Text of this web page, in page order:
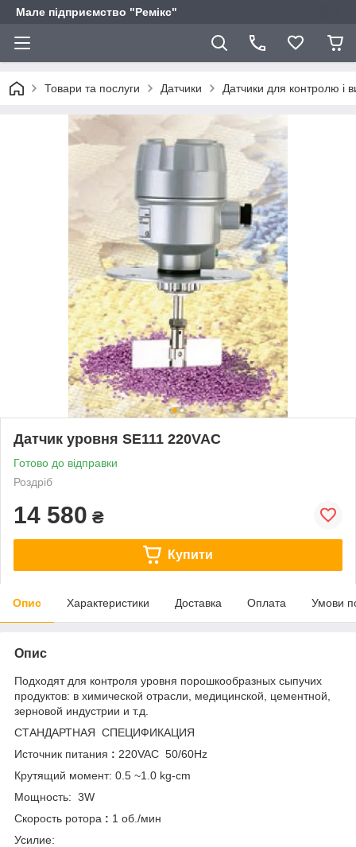
Мале підприємство "Ремікс"
Товари та послуги Датчики Датчики для контролю і
Датчик уровня SE111 220VAC
Готово до відправки
Роздріб
14 580 ₴
Купити
Опис Характеристики Доставка Оплата Умови
Опис
Подходят для контроля уровня порошкообразных сыпучих
продуктов: в химической отрасли, медицинской, цементной,
зерновой индустрии и т.д.
СТАНДАРТНАЯ СПЕЦИФИКАЦИЯ
Источник питания : 220VAC 50/60Hz
Крутящий момент: 0.5 ~1.0 kg-cm
Мощность: 3W
Скорость ротора : 1 об./мин
Усилие: